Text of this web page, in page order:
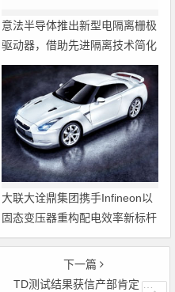
意法半导体推出新型电隔离栅极
驱动器，借助先进隔离技术简化
电源设计
大联大诠鼎集团携手Infineon以
固态变压器重构配电效率新标杆
下一篇
TD测试结果获信产部肯定 称已可大规模组网